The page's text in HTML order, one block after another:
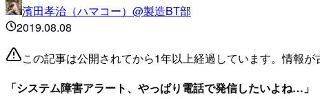
濱田孝治（ハマコー）@製造BT部
2019.08.08
この記事は公開されてから1年以上経過しています。情報が
「システム障害アラート、やっぱり電話で発信したいよね…」